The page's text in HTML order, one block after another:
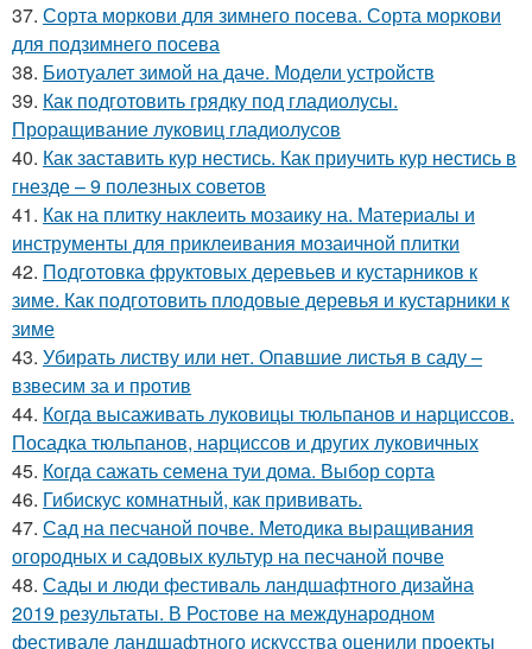
37. Сорта моркови для зимнего посева. Сорта моркови
для подзимнего посева
38. Биотуалет зимой на даче. Модели устройств
39. Как подготовить грядку под гладиолусы.
Проращивание луковиц гладиолусов
40. Как заставить кур нестись. Как приучить кур нестись в
гнезде – 9 полезных советов
41. Как на плитку наклеить мозаику на. Материалы и
инструменты для приклеивания мозаичной плитки
42. Подготовка фруктовых деревьев и кустарников к
зиме. Как подготовить плодовые деревья и кустарники к
зиме
43. Убирать листву или нет. Опавшие листья в саду –
взвесим за и против
44. Когда высаживать луковицы тюльпанов и нарциссов.
Посадка тюльпанов, нарциссов и других луковичных
45. Когда сажать семена туи дома. Выбор сорта
46. Гибискус комнатный, как прививать.
47. Сад на песчаной почве. Методика выращивания
огородных и садовых культур на песчаной почве
48. Сады и люди фестиваль ландшафтного дизайна
2019 результаты. В Ростове на международном
фестивале ландшафтного искусства оценили проекты